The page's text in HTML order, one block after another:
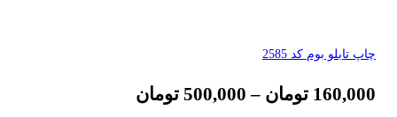
چاپ تابلو بوم کد 2585
160,000 تومان –
500,000 تومان